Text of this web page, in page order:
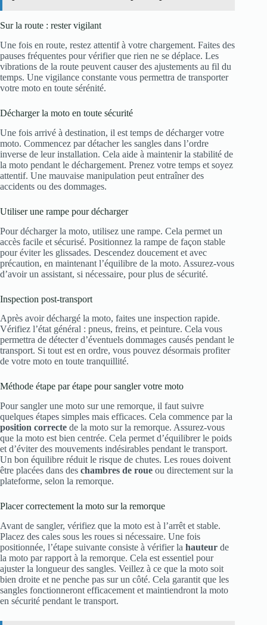
Sur la route : rester vigilant
Une fois en route, restez attentif à votre chargement. Faites des
pauses fréquentes pour vérifier que rien ne se déplace. Les
vibrations de la route peuvent causer des ajustements au fil du
temps. Une vigilance constante vous permettra de transporter
votre moto en toute sérénité.
Décharger la moto en toute sécurité
Une fois arrivé à destination, il est temps de décharger votre
moto. Commencez par détacher les sangles dans l’ordre
inverse de leur installation. Cela aide à maintenir la stabilité de
la moto pendant le déchargement. Prenez votre temps et soyez
attentif. Une mauvaise manipulation peut entraîner des
accidents ou des dommages.
Utiliser une rampe pour décharger
Pour décharger la moto, utilisez une rampe. Cela permet un
accès facile et sécurisé. Positionnez la rampe de façon stable
pour éviter les glissades. Descendez doucement et avec
précaution, en maintenant l’équilibre de la moto. Assurez-vous
d’avoir un assistant, si nécessaire, pour plus de sécurité.
Inspection post-transport
Après avoir déchargé la moto, faites une inspection rapide.
Vérifiez l’état général : pneus, freins, et peinture. Cela vous
permettra de détecter d’éventuels dommages causés pendant le
transport. Si tout est en ordre, vous pouvez désormais profiter
de votre moto en toute tranquillité.
Méthode étape par étape pour sangler votre moto
Pour sangler une moto sur une remorque, il faut suivre
quelques étapes simples mais efficaces. Cela commence par la
position correcte de la moto sur la remorque. Assurez-vous
que la moto est bien centrée. Cela permet d’équilibrer le poids
et d’éviter des mouvements indésirables pendant le transport.
Un bon équilibre réduit le risque de chutes. Les roues doivent
être placées dans des chambres de roue ou directement sur la
plateforme, selon la remorque.
Placer correctement la moto sur la remorque
Avant de sangler, vérifiez que la moto est à l’arrêt et stable.
Placez des cales sous les roues si nécessaire. Une fois
positionnée, l’étape suivante consiste à vérifier la hauteur de
la moto par rapport à la remorque. Cela est essentiel pour
ajuster la longueur des sangles. Veillez à ce que la moto soit
bien droite et ne penche pas sur un côté. Cela garantit que les
sangles fonctionneront efficacement et maintiendront la moto
en sécurité pendant le transport.